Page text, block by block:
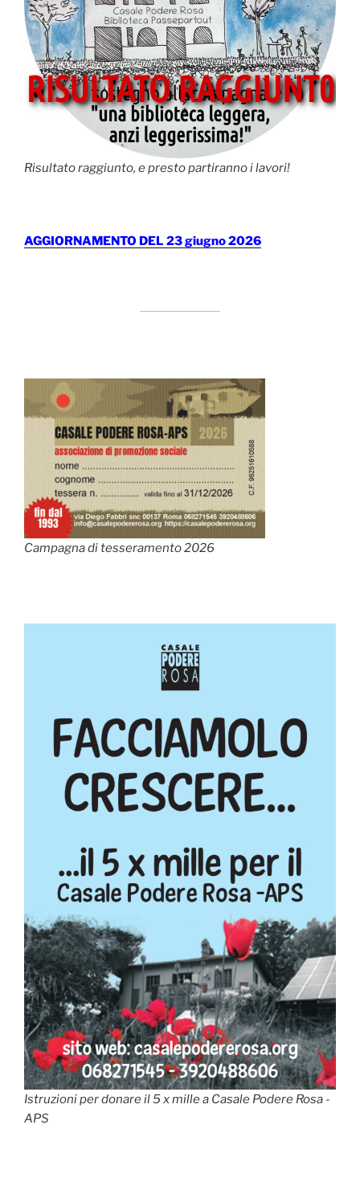
Risultato raggiunto, e presto partiranno i lavori!
AGGIORNAMENTO DEL 23 giugno 2026
Campagna di tesseramento 2026
Istruzioni per donare il 5 x mille a Casale Podere Rosa -
APS